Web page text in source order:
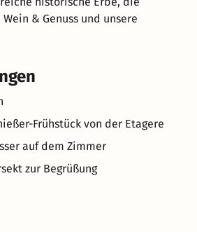
& Genuss und unsere
Frühstück von der Etagere
auf dem Zimmer
zur Begrüßung